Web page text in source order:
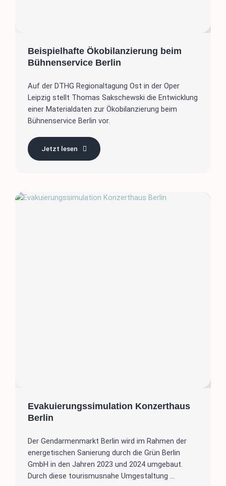
Beispielhafte Ökobilanzierung beim
Bühnenservice Berlin
Auf der DTHG Regionaltagung Ost in der Oper
Leipzig stellt Thomas Sakschewski die Entwicklung
einer Materialdaten zur Ökobilanzierung beim
Bühnenservice Berlin vor.
Jetzt lesen
Evakuierungssimulation Konzerthaus
Berlin
Der Gendarmenmarkt Berlin wird im Rahmen der
energetischen Sanierung durch die Grün Berlin
GmbH in den Jahren 2023 und 2024 umgebaut.
Durch diese tourismusnahe Umgestaltung ...